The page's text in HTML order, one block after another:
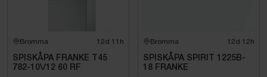
Bromma 12d 11h
SPISKÅPA FRANKE T45
782-10\/12 60 RF
Bromma 12d 12h
SPISKÅPA SPIRIT 1225B-
18 FRANKE